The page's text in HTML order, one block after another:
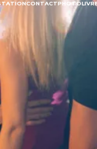
CONTACTPHOTO